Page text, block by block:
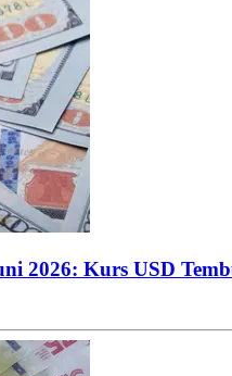
2026: Kurs USD